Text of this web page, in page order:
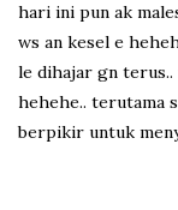
hari ini pun ak
ws an kesel e
le dihajar gn terus..
hehehe.. terutama
berpikir untuk